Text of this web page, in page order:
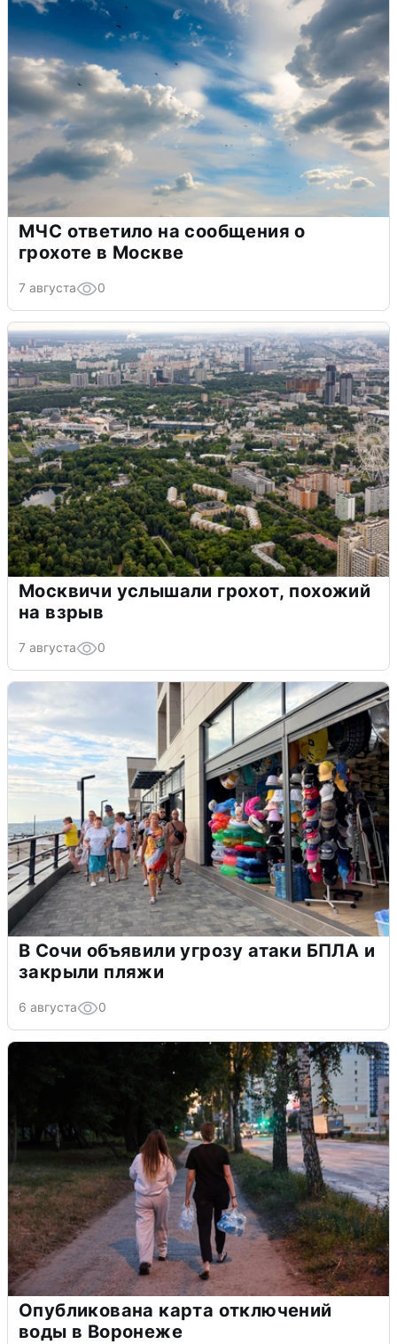
МЧС ответило на сообщения о
грохоте в Москве
7 августа 0
Москвичи услышали грохот, похожий
на взрыв
7 августа 0
В Сочи объявили угрозу атаки БПЛА и
закрыли пляжи
6 августа 0
Опубликована карта отключений
воды в Воронеже